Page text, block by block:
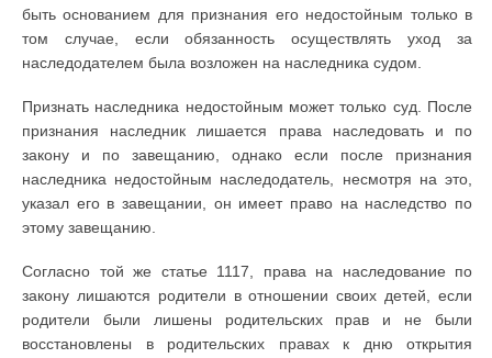
быть основанием для признания его недостойным только в
том случае, если обязанность осуществлять уход за
наследодателем была возложен на наследника судом.
Признать наследника недостойным может только суд. После
признания наследник лишается права наследовать и по
закону и по завещанию, однако если после признания
наследника недостойным наследодатель, несмотря на это,
указал его в завещании, он имеет право на наследство по
этому завещанию.
Согласно той же статье 1117, права на наследование по
закону лишаются родители в отношении своих детей, если
родители были лишены родительских прав и не были
восстановлены в родительских правах к дню открытия